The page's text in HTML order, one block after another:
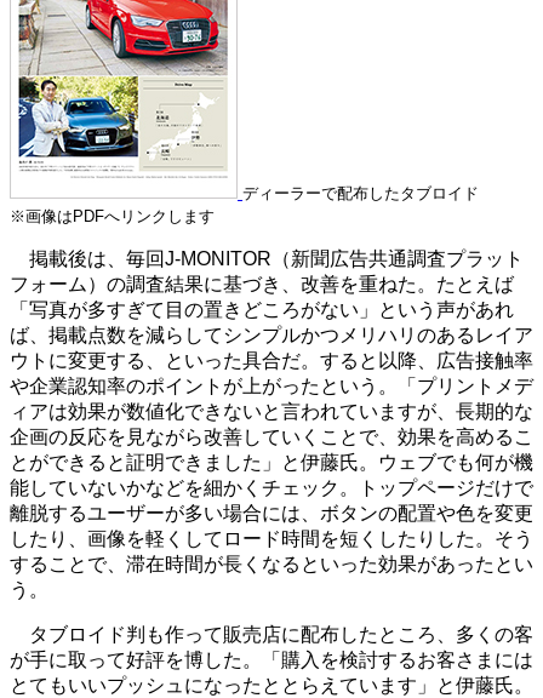
ディーラーで配布したタブロイド
※画像はPDFへリンクします
掲載後は、毎回J-MONITOR（新聞広告共通調査プラット
フォーム）の調査結果に基づき、改善を重ねた。たとえば
「写真が多すぎて目の置きどころがない」という声があれ
ば、掲載点数を減らしてシンプルかつメリハリのあるレイア
ウトに変更する、といった具合だ。すると以降、広告接触率
や企業認知率のポイントが上がったという。「プリントメデ
ィアは効果が数値化できないと言われていますが、長期的な
企画の反応を見ながら改善していくことで、効果を高めるこ
とができると証明できました」と伊藤氏。ウェブでも何が機
能していないかなどを細かくチェック。トップページだけで
離脱するユーザーが多い場合には、ボタンの配置や色を変更
したり、画像を軽くしてロード時間を短くしたりした。そう
することで、滞在時間が長くなるといった効果があったとい
う。
タブロイド判も作って販売店に配布したところ、多くの客
が手に取って好評を博した。「購入を検討するお客さまには
とてもいいプッシュになったととらえています」と伊藤氏。